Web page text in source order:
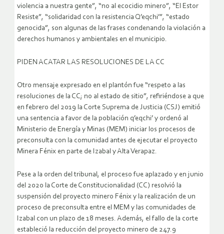
violencia a nuestra gente”, “no al ecocidio minero”, “El Estor
Resiste”, “solidaridad con la resistencia Q’eqchi’”, “estado
genocida”, son algunas de las frases condenando la violación a
derechos humanos y ambientales en el municipio.
PIDEN ACATAR LAS RESOLUCIONES DE LA CC
Otro mensaje expresado en el plantón fue “respeto a las
resoluciones de la CC; no al estado de sitio”, refiriéndose a que
en febrero del 2019 la Corte Suprema de Justicia (CSJ) emitió
una sentencia a favor de la población q’eqchi’ y ordenó al
Ministerio de Energía y Minas (MEM) iniciar los procesos de
preconsulta con la comunidad antes de ejecutar el proyecto
Minera Fénix en parte de Izabal y Alta Verapaz.
Pese a la orden del tribunal, el proceso fue aplazado y en junio
del 2020 la Corte de Constitucionalidad (CC) resolvió la
suspensión del proyecto minero Fénix y la realización de un
proceso de preconsulta entre el MEM y las comunidades de
Izabal con un plazo de 18 meses. Además, el fallo de la corte
estableció la reducción del proyecto minero de 247.9